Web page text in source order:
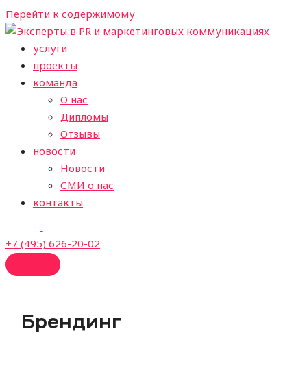
Перейти к содержимому
услуги
проекты
команда
О нас
Дипломы
Отзывы
новости
Новости
СМИ о нас
контакты
+7 (495) 626-20-02
Брендинг